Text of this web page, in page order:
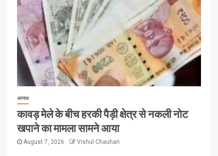
अपराध
कावड़ मेले के बीच हरकी पैड़ी क्षेत्र से नकली नोट
खपाने का मामला सामने आया
August 7, 2026 Vishul Chauhan